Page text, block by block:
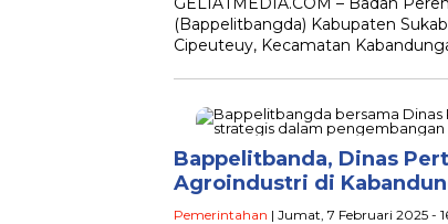
(Bappelitbangda) Kabupaten
Cipeuteuy, Kecamatan
Bappelitbanda, Dinas
Agroindustri di
Pemerintahan | Jumat, 7 Februari 2025 -